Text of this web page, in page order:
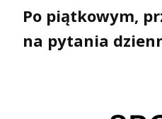
Po piątkowym,
na pytania